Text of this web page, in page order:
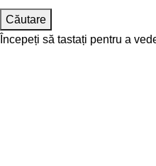
Căutare
Începeți să tastați pentru a